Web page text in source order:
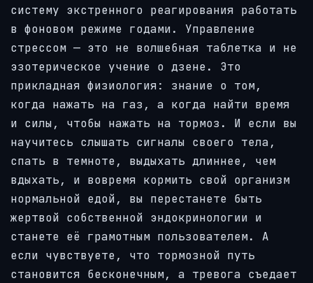
систему экстренного реагирования работать
в фоновом режиме годами. Управление
стрессом — это не волшебная таблетка и не
эзотерическое учение о дзене. Это
прикладная физиология: знание о том,
когда нажать на газ, а когда найти время
и силы, чтобы нажать на тормоз. И если вы
научитесь слышать сигналы своего тела,
спать в темноте, выдыхать длиннее, чем
вдыхать, и вовремя кормить свой организм
нормальной едой, вы перестанете быть
жертвой собственной эндокринологии и
станете её грамотным пользователем. А
если чувствуете, что тормозной путь
становится бесконечным, а тревога съедает